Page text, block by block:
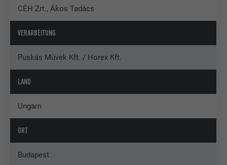
CÉH Zrt., Ákos Tadács
VERARBEITUNG
Puskás Művek Kft. / Horex Kft.
LAND
Ungarn
ORT
Budapest